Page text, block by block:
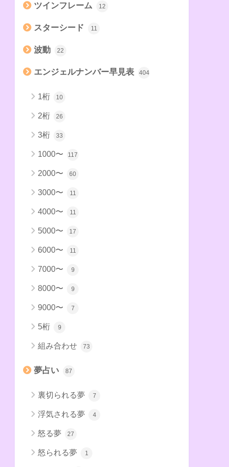
ツインフレーム 12
スターシード 11
波動 22
エンジェルナンバー早見表 404
1桁 10
2桁 26
3桁 33
1000〜 117
2000〜 60
3000〜 11
4000〜 11
5000〜 17
6000〜 11
7000〜 9
8000〜 9
9000〜 7
5桁 9
組み合わせ 73
夢占い 87
裏切られる夢 7
浮気される夢 4
怒る夢 27
怒られる夢 1